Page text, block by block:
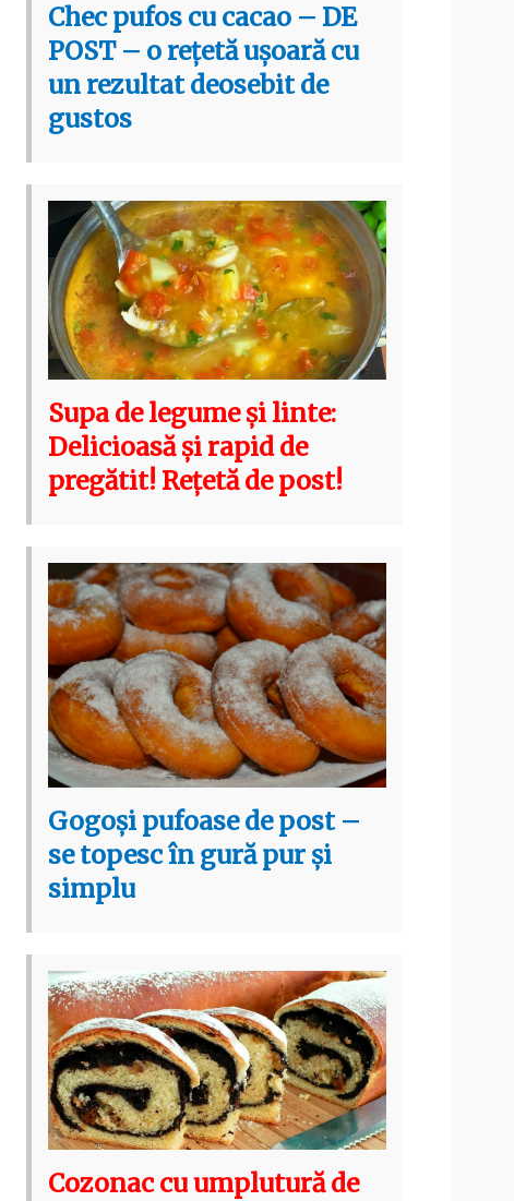
Chec pufos cu cacao – DE
POST – o rețetă ușoară cu
un rezultat deosebit de
gustos
Supa de legume și linte:
Delicioasă și rapid de
pregătit! Rețetă de post!
Gogoși pufoase de post –
se topesc în gură pur și
simplu
Cozonac cu umplutură de